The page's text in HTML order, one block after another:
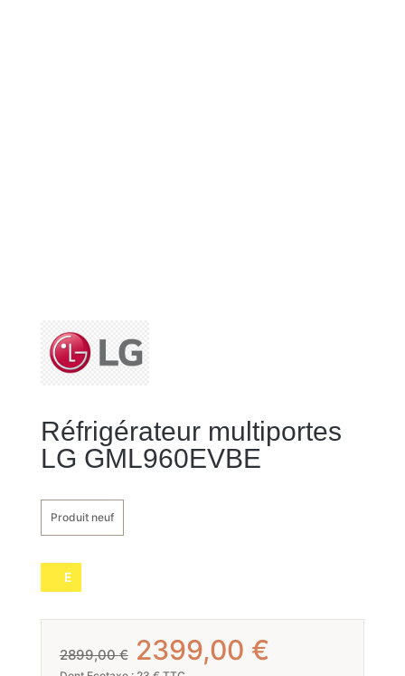
Réfrigérateur multiportes
LG GML960EVBE
Produit neuf
E
2899,00€ Le
2399,00 €Le